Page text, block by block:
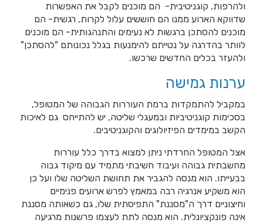
ולהרפות, קוגניטיבית- הם מוכנים לקבל את האפשרות
שדווקא הארוע ממנו הם חוששים עלול לקרות, רגשית- הם
מוכנים להסתכן ברגשות לא נעימים והתנהגותית- הם מוכנים
לוותר בהדרגה על נטייתם להימנעות בגלל נכונותם "להסתכן"
ולהעזר בכלים החדשים שרכשו.
ערנות גמישה
במקביל להתמקדות ברמת העוררות הגבוהה של המטופל,
בסכימות קוגניטיביות ובמעגלי שליטה, יש להתייחס גם לאיכות
הקשב במימדים הפיזיולוגים והקוגניטיבים.
אצל המטופל החרדתי ניתן למצוא בדרך כלל עוררות
מחשבתית גבוהה ועיבוד חשיבתי מתמיד עם מיקוד גבוה
בבעייתו. הוא מנסה להגביר את תחושת השליטה שלו ועל כן
הוא משקיע אנרגיה רבה במאמץ לפרש ארועים פנימיים
וחיצוניים דרך ה"מסננת" התפיסתית שלו, גם כשאותה מסננת
אינה פונקציונלית. הוא מנסה לתת לעצמו פרשנות מרגיעה